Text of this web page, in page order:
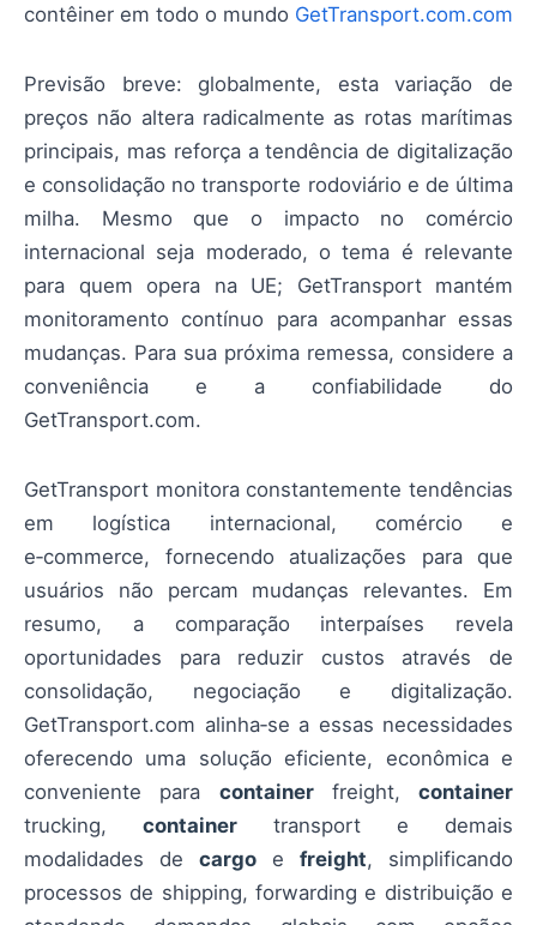
contêiner em todo o mundo GetTransport.com.com
Previsão breve: globalmente, esta variação de
preços não altera radicalmente as rotas marítimas
principais, mas reforça a tendência de digitalização
e consolidação no transporte rodoviário e de última
milha. Mesmo que o impacto no comércio
internacional seja moderado, o tema é relevante
para quem opera na UE; GetTransport mantém
monitoramento contínuo para acompanhar essas
mudanças. Para sua próxima remessa, considere a
conveniência e a confiabilidade do
GetTransport.com.
GetTransport monitora constantemente tendências
em logística internacional, comércio e
e‑commerce, fornecendo atualizações para que
usuários não percam mudanças relevantes. Em
resumo, a comparação interpaíses revela
oportunidades para reduzir custos através de
consolidação, negociação e digitalização.
GetTransport.com alinha‑se a essas necessidades
oferecendo uma solução eficiente, econômica e
conveniente para containerfreight, container
trucking, container transport e demais
modalidades de cargo e freight, simplificando
processos de shipping, forwarding e distribuição e